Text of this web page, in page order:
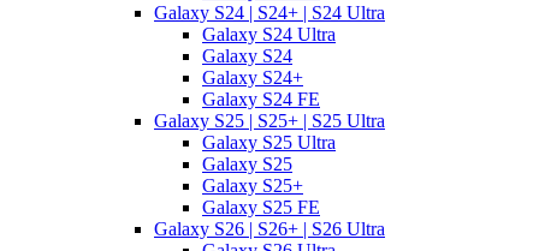
Galaxy S24 | S24+ | S24 Ultra
Galaxy S24 Ultra
Galaxy S24
Galaxy S24+
Galaxy S24 FE
Galaxy S25 | S25+ | S25 Ultra
Galaxy S25 Ultra
Galaxy S25
Galaxy S25+
Galaxy S25 FE
Galaxy S26 | S26+ | S26 Ultra